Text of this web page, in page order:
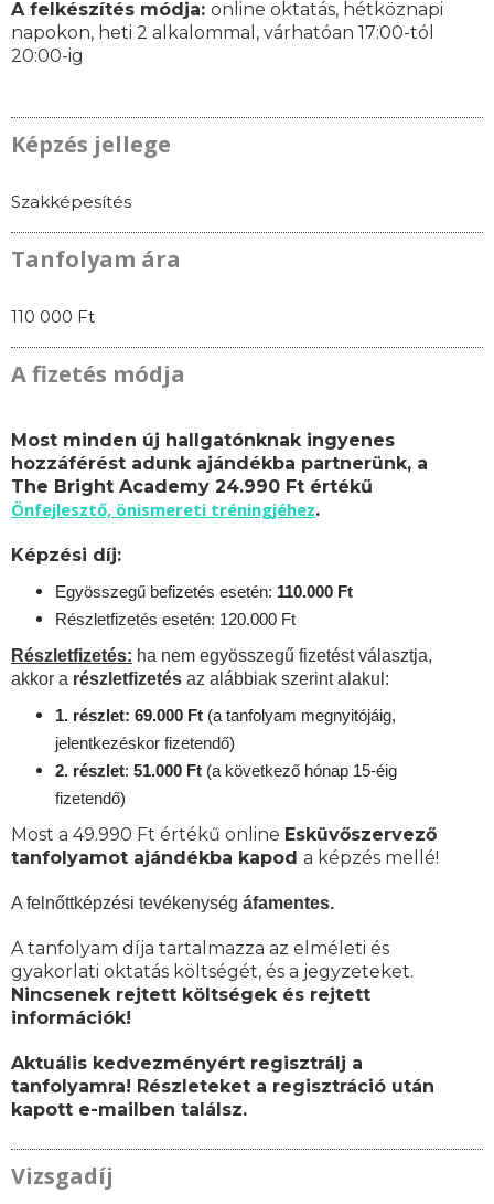
A felkészítés módja: online oktatás, hétköznapi
napokon, heti 2 alkalommal, várhatóan 17:00-tól
20:00-ig
Képzés jellege
Szakképesítés
Tanfolyam ára
110 000 Ft
A fizetés módja
Most minden új hallgatónknak ingyenes
hozzáférést adunk ajándékba partnerünk, a
The Bright Academy 24.990 Ft értékű
Önfejlesztő, önismereti tréningjéhez.
Képzési díj:
Egyösszegű befizetés esetén: 110.000 Ft
Részletfizetés esetén: 120.000 Ft
Részletfizetés: ha nem egyösszegű fizetést választja,
akkor a részletfizetés az alábbiak szerint alakul:
1. részlet: 69.000 Ft (a tanfolyam megnyitójáig,
jelentkezéskor fizetendő)
2. részlet: 51.000 Ft (a következő hónap 15-éig
fizetendő)
Most a 49.990 Ft értékű online Esküvőszervező
tanfolyamot ajándékba kapod a képzés mellé!
A felnőttképzési tevékenység áfamentes.
A tanfolyam díja tartalmazza az elméleti és
gyakorlati oktatás költségét, és a jegyzeteket.
Nincsenek rejtett költségek és rejtett
információk!
Aktuális kedvezményért regisztrálj a
tanfolyamra! Részleteket a regisztráció után
kapott e-mailben találsz.
Vizsgadíj